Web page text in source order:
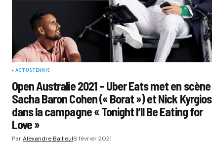
ACTUSTENNIS
Open Australie 2021 – Uber Eats met en scène
Sacha Baron Cohen (« Borat ») et Nick Kyrgios
dans la campagne « Tonight I’ll Be Eating for
Love »
ParAlexandre Bailleul8 février 2021